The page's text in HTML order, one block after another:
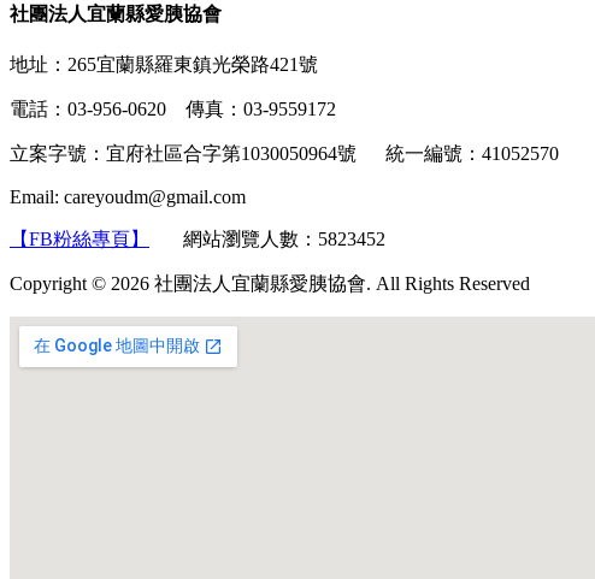
社團法人宜蘭縣愛胰協會
地址：265宜蘭縣羅東鎮光榮路421號
電話：03-956-0620 傳真：03-9559172
立案字號：宜府社區合字第1030050964號 統一編號：41052570
Email: careyoudm@gmail.com
【FB粉絲專頁】 網站瀏覽人數：5823452
Copyright © 2026 社團法人宜蘭縣愛胰協會. All Rights Reserved